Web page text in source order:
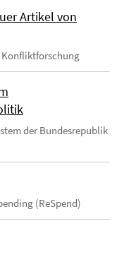
Artikel von
Konfliktforschung
der Bundesrepublik
(ReSpend)